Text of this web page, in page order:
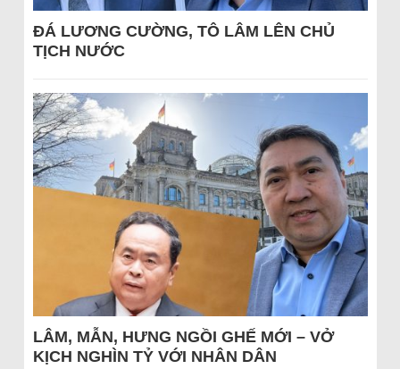
ĐÁ LƯƠNG CƯỜNG, TÔ LÂM LÊN CHỦ
TỊCH NƯỚC
LÂM, MẪN, HƯNG NGỒI GHẾ MỚI – VỞ
KỊCH NGHÌN TỶ VỚI NHÂN DÂN